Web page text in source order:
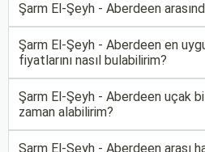
Şarm El-Şeyh - Aberdeen
Şarm El-Şeyh - Aberdeen en
fiyatlarını nasıl bulabilirim?
Şarm El-Şeyh - Aberdeen uçak
zaman alabilirim?
Şarm El-Şeyh - Aberdeen arası